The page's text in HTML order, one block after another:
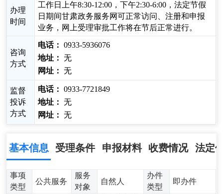
办理
时间
工作日上午8:30-12:00，下午2:30-6:00，法定节假
日期间甘肃政务服务网可正常访问、注册和申报
业务，网上受理审批工作将在节后正常进行。
咨询
方式
电话： 0933-5936076
地址： 无
网址： 无
监督
投诉
方式
电话： 0933-7721849
地址： 无
网址： 无
基本信息 受理条件 申报材料 收费情况 法定
事项
类型
公共服务
服务
对象
自然人
办件
类型
即办件